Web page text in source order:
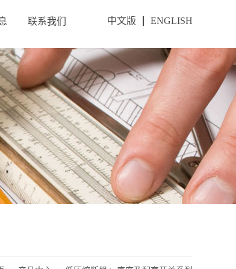
中文版 ENGLISH
联系我们